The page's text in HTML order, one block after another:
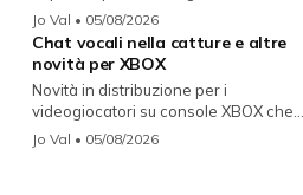
On...
Jo Val • 05/08/2026
Chat vocali nella catture e altre
novità per XBOX
Novità in distribuzione per i
videogiocatori su console XBOX che
migli...
Jo Val • 05/08/2026